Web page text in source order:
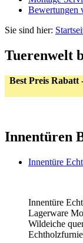
Bewertungen
Sie sind hier:
Tuerenwelt
Best Preis
Innentüren
Innentüre
Innentüre
Lagerware
Wildeiche